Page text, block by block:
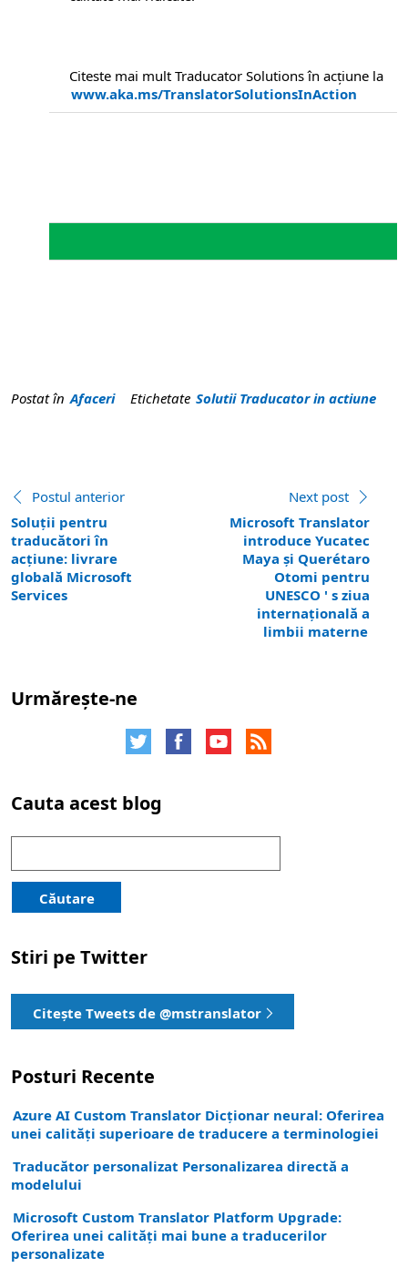
Citeste mai mult Traducator Solutions în acțiune la
www.aka.ms/TranslatorSolutionsInAction
Postat în Afaceri Etichetate Solutii Traducator in actiune
Postul anterior
Soluții pentru
traducători în
acțiune: livrare
globală Microsoft
Services
Next post
Microsoft Translator
introduce Yucatec
Maya și Querétaro
Otomi pentru
UNESCO ' s ziua
internațională a
limbii materne
Urmărește-ne
Cauta acest blog
Căutare
Stiri pe Twitter
Citește Tweets de @mstranslator
Posturi Recente
Azure AI Custom Translator Dicționar neural: Oferirea
unei calități superioare de traducere a terminologiei
Traducător personalizat Personalizarea directă a
modelului
Microsoft Custom Translator Platform Upgrade:
Oferirea unei calități mai bune a traducerilor
personalizate